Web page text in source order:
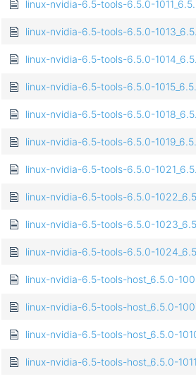
linux-nvidia-6.5-tools-6.5.0-
linux-nvidia-6.5-tools-6.5.0-
linux-nvidia-6.5-tools-6.5.0-
linux-nvidia-6.5-tools-6.5.0-
linux-nvidia-6.5-tools-6.5.0-
linux-nvidia-6.5-tools-6.5.0-
linux-nvidia-6.5-tools-6.5.0-
linux-nvidia-6.5-tools-6.5.0-
linux-nvidia-6.5-tools-6.5.0-
linux-nvidia-6.5-tools-6.5.0-
linux-nvidia-6.5-tools-host_6.5.0-
linux-nvidia-6.5-tools-host_6.5.0-
linux-nvidia-6.5-tools-host_6.5.0-
linux-nvidia-6.5-tools-host_6.5.0-